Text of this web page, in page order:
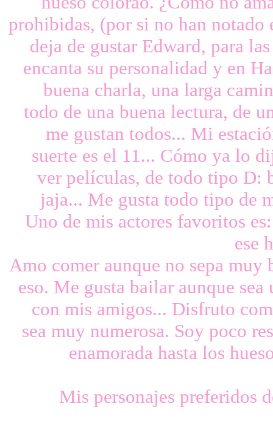
prohibidas, (por si no han
deja de gustar Edward, para
encanta su personalidad y en
buena charla, una larga
todo de una buena lectura, de
me gustan todos... Mi
suerte es el 11... Cómo ya lo
ver películas, de todo tipo D:
jaja... Me gusta todo tipo de
Uno de mis actores favoritos
ese
Amo comer aunque no sepa muy
eso. Me gusta bailar aunque
con mis amigos... Disfruto
sea muy numerosa. Soy poco
enamorada hasta los
Mis personajes preferidos